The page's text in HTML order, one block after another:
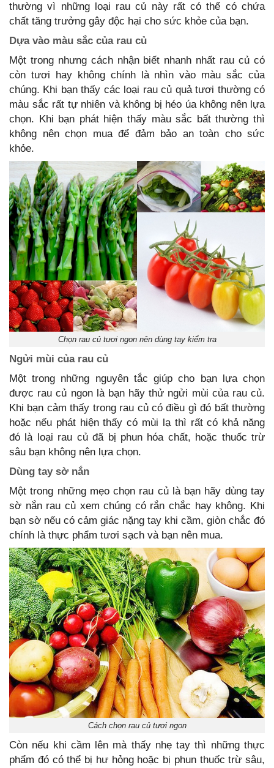
thường vì những loại rau củ này rất có thể có chứa
chất tăng trưởng gây độc hại cho sức khỏe của bạn.
Dựa vào màu sắc của rau củ
Một trong nhưng cách nhận biết nhanh nhất rau củ có
còn tươi hay không chính là nhìn vào màu sắc của
chúng. Khi bạn thấy các loại rau củ quả tươi thường có
màu sắc rất tự nhiên và không bị héo úa không nên lựa
chọn. Khi bạn phát hiện thấy màu sắc bất thường thì
không nên chọn mua để đảm bảo an toàn cho sức
khỏe.
Chọn rau củ tươi ngon nên dùng tay kiểm tra
Ngửi mùi của rau củ
Một trong những nguyên tắc giúp cho bạn lựa chọn
được rau củ ngon là bạn hãy thử ngửi mùi của rau củ.
Khi bạn cảm thấy trong rau củ có điều gì đó bất thường
hoặc nếu phát hiện thấy có mùi lạ thì rất có khả năng
đó là loại rau củ đã bị phun hóa chất, hoặc thuốc trừ
sâu bạn không nên lựa chọn.
Dùng tay sờ nắn
Một trong những mẹo chọn rau củ là bạn hãy dùng tay
sờ nắn rau củ xem chúng có rắn chắc hay không. Khi
bạn sờ nếu có cảm giác nặng tay khi cầm, giòn chắc đó
chính là thực phẩm tươi sạch và bạn nên mua.
Cách chọn rau củ tươi ngon
Còn nếu khi cầm lên mà thấy nhẹ tay thì những thực
phẩm đó có thể bị hư hỏng hoặc bị phun thuốc trừ sâu,